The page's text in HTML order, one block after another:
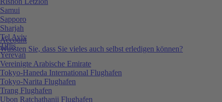
Account
Wussten Sie, dass Sie vieles auch selbst erledigen können?
Samui
Sapporo
Sharjah
Tel Aviv
Tiflis
Yerevan
Vereinigte Arabische Emirate
Tokyo-Haneda International Flughafen
Tokyo-Narita Flughafen
Trang Flughafen
Ubon Ratchathanii Flughafen